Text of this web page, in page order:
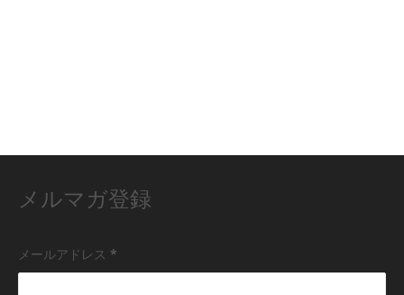
メルマガ登録
メールアドレス *